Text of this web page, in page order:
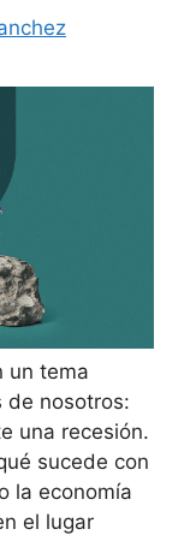
un tema
de nosotros:
una recesión.
sucede con
la economía
el lugar